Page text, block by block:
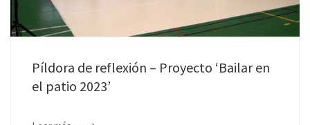
Píldora de reflexión – Proyecto ‘Bailar en
el patio 2023’